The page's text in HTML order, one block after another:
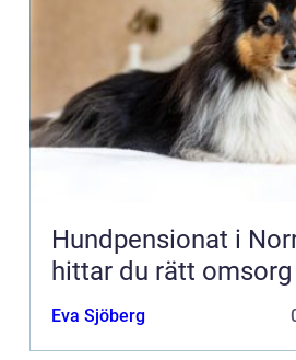
Hundpensionat i
hittar du rätt
Eva Sjöberg